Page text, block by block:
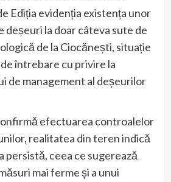
Ediția evidenția existența unor
deșeuri la doar câteva sute de
de la Ciocănești, situație
întrebare cu privire la
de management al deșeurilor
efectuarea controalelor
realitatea din teren indică
persistă, ceea ce sugerează
mai ferme și a unui